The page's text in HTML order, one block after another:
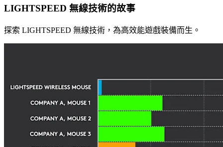
LIGHTSPEED 無線技術的故事
探索 LIGHTSPEED 無線技術，為高效能遊戲裝備而生。